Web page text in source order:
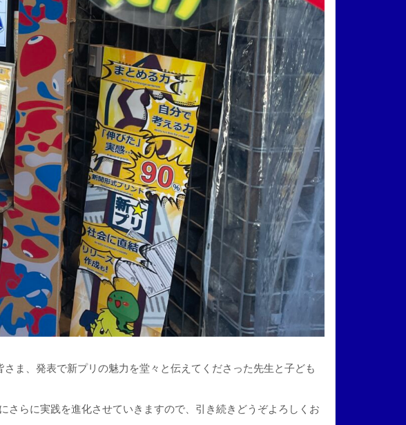
ま、発表で新プリの魅力を堂々と伝えてくださった先生と子ども
らに実践を進化させていきますので、引き続きどうぞよろしくお